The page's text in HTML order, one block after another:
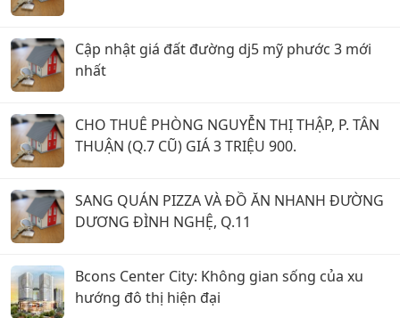
Cập nhật giá đất đường dj5 mỹ phước 3 mới
nhất
CHO THUÊ PHÒNG NGUYỄN THỊ THẬP, P. TÂN
THUẬN (Q.7 CŨ) GIÁ 3 TRIỆU 900.
SANG QUÁN PIZZA VÀ ĐỒ ĂN NHANH ĐƯỜNG
DƯƠNG ĐÌNH NGHỆ, Q.11
Bcons Center City: Không gian sống của xu
hướng đô thị hiện đại